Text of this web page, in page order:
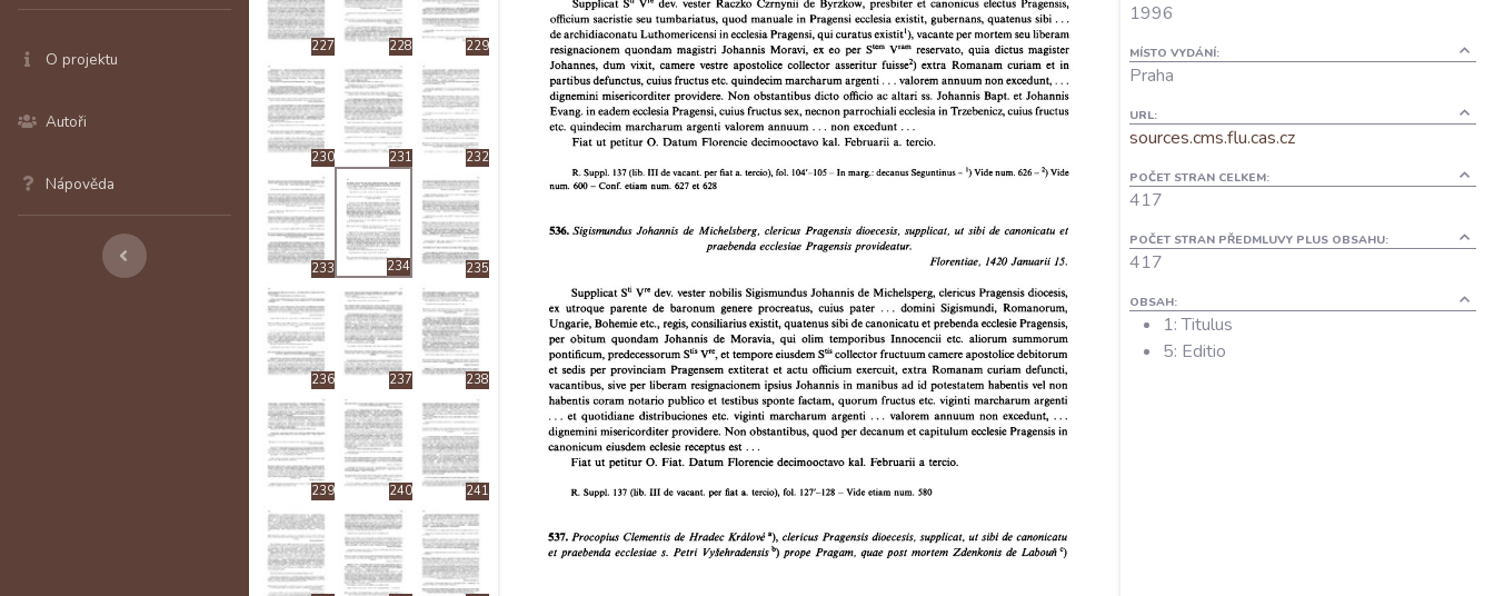
O projektu
Autoři
Nápověda
227 228 229
230 231 232
233 234 235
236 237 238
239 240 241
1996
MÍSTO VYDÁNÍ:
Praha
URL:
sources.cms.flu.cas.cz
POČET STRAN CELKEM:
417
POČET STRAN PŘEDMLUVY PLUS OBSAHU:
417
OBSAH:
1: Titulus
5: Editio